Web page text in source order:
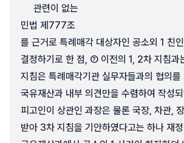
관련이 없는
민법 제777조
를 근거로 특례매각 대상자인 공소외 1 친
결정하기로 한 점, ⑦ 이전의 1, 2차 지침과
지침은 특례매각기관 실무자들과의 협의를
국유재산과 내부 의견만을 수렴하여 작성
피고인이 상관인 과장은 물론 국장, 차관,
받아 3차 지침을 기안하였다고는 하나 재